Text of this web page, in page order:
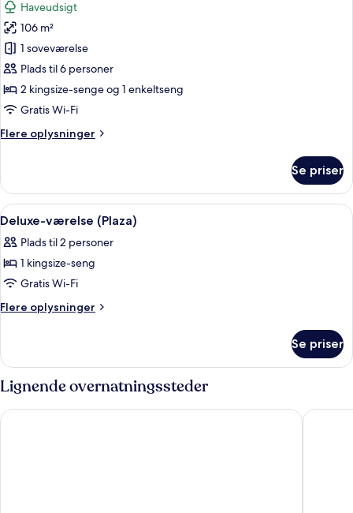
billeder
af
Junior-
suite
(Nobu
Family)
Haveudsigt
106 m²
1 soveværelse
Plads til 6 personer
2 kingsize-senge og 1 enkeltseng
Gratis Wi-Fi
Flere oplysninger
Flere
suite
(Nobu
Family)
Se priser
Indlæs
alle
billeder
af
Deluxe-
værelse
En moderne stue med en hvid sofa,
4
Deluxe-værelse (Plaza)
Plads til 2 personer
1 kingsize-seng
Gratis Wi-Fi
Flere oplysninger
Flere
værelse
Se priser
Lignende overnatningssteder
Don Carlos Marbella Hard